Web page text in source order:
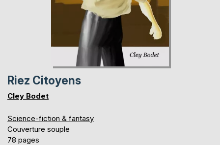
Riez Citoyens
Cley Bodet
Science-fiction & fantasy
Couverture souple
78 pages